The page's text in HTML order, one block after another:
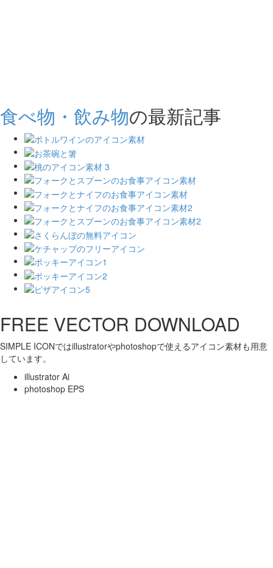
食べ物・飲み物の最新記事
FREE VECTOR DOWNLOAD
SIMPLE ICONではillustratorやphotoshopで使えるアイコン素材も用意
しています。
illustrator Ai
photoshop EPS